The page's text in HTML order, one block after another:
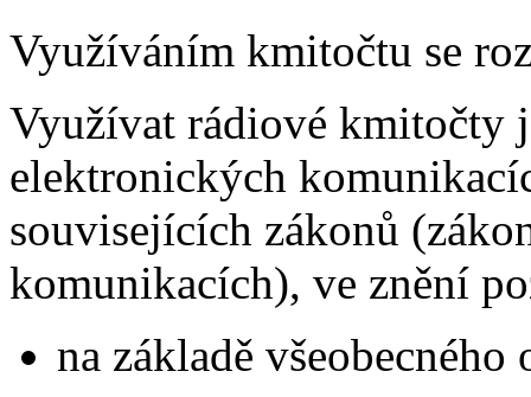
Využíváním kmitočtu se
Využívat rádiové kmitočty
elektronických
souvisejících zákonů
komunikacích), ve znění
na základě všeobecného